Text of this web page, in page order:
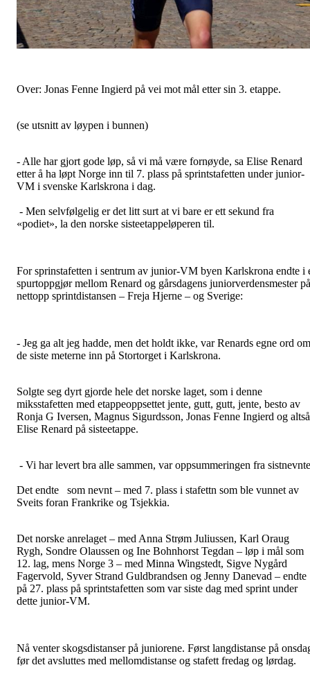
Over: Jonas Fenne Ingierd på vei mot mål etter sin 3. etappe.
(se utsnitt av løypen i bunnen)
- Alle har gjort gode løp, så vi må være fornøyde, sa Elise Renard
etter å ha løpt Norge inn til 7. plass på sprintstafetten under junior-
VM i svenske Karlskrona i dag.
- Men selvfølgelig er det litt surt at vi bare er ett sekund fra
«podiet», la den norske sisteetappeløperen til.
For sprinstafetten i sentrum av junior-VM byen Karlskrona endte i
spurtoppgjør mellom Renard og gårsdagens juniorverdensmester på
nettopp sprintdistansen – Freja Hjerne – og Sverige:
- Jeg ga alt jeg hadde, men det holdt ikke, var Renards egne ord om
de siste meterne inn på Stortorget i Karlskrona.
Solgte seg dyrt gjorde hele det norske laget, som i denne
miksstafetten med etappeoppsettet jente, gutt, gutt, jente, besto av
Ronja G Iversen, Magnus Sigurdsson, Jonas Fenne Ingierd og altså
Elise Renard på sisteetappe.
- Vi har levert bra alle sammen, var oppsummeringen fra
Det endte som nevnt – med 7. plass i stafettn som ble vunnet av
Sveits foran Frankrike og Tsjekkia.
Det norske anrelaget – med Anna Strøm Juliussen, Karl Oraug
Rygh, Sondre Olaussen og Ine Bohnhorst Tegdan – løp i mål som
12. lag, mens Norge 3 – med Minna Wingstedt, Sigve Nygård
Fagervold, Syver Strand Guldbrandsen og Jenny Danevad – endte
på 27. plass på sprintstafetten som var siste dag med sprint under
dette junior-VM.
Nå venter skogsdistanser på juniorene. Først langdistanse på
før det avsluttes med mellomdistanse og stafett fredag og lørdag.